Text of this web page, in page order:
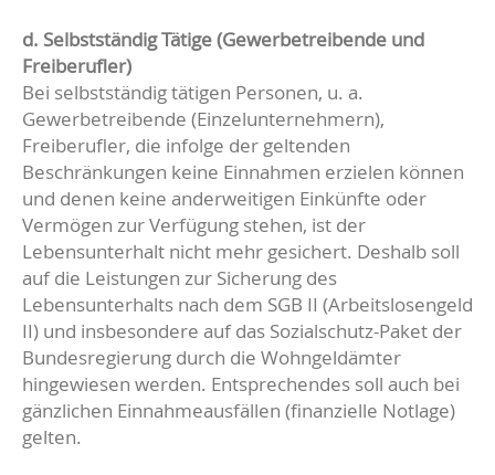
d. Selbstständig Tätige (Gewerbetreibende und
Freiberufler)
Bei selbstständig tätigen Personen, u. a.
Gewerbetreibende (Einzelunternehmern),
Freiberufler, die infolge der geltenden
Beschränkungen keine Einnahmen erzielen können
und denen keine anderweitigen Einkünfte oder
Vermögen zur Verfügung stehen, ist der
Lebensunterhalt nicht mehr gesichert. Deshalb soll
auf die Leistungen zur Sicherung des
Lebensunterhalts nach dem SGB II (Arbeitslosengeld
II) und insbesondere auf das Sozialschutz-Paket der
Bundesregierung durch die Wohngeldämter
hingewiesen werden. Entsprechendes soll auch bei
gänzlichen Einnahmeausfällen (finanzielle Notlage)
gelten.